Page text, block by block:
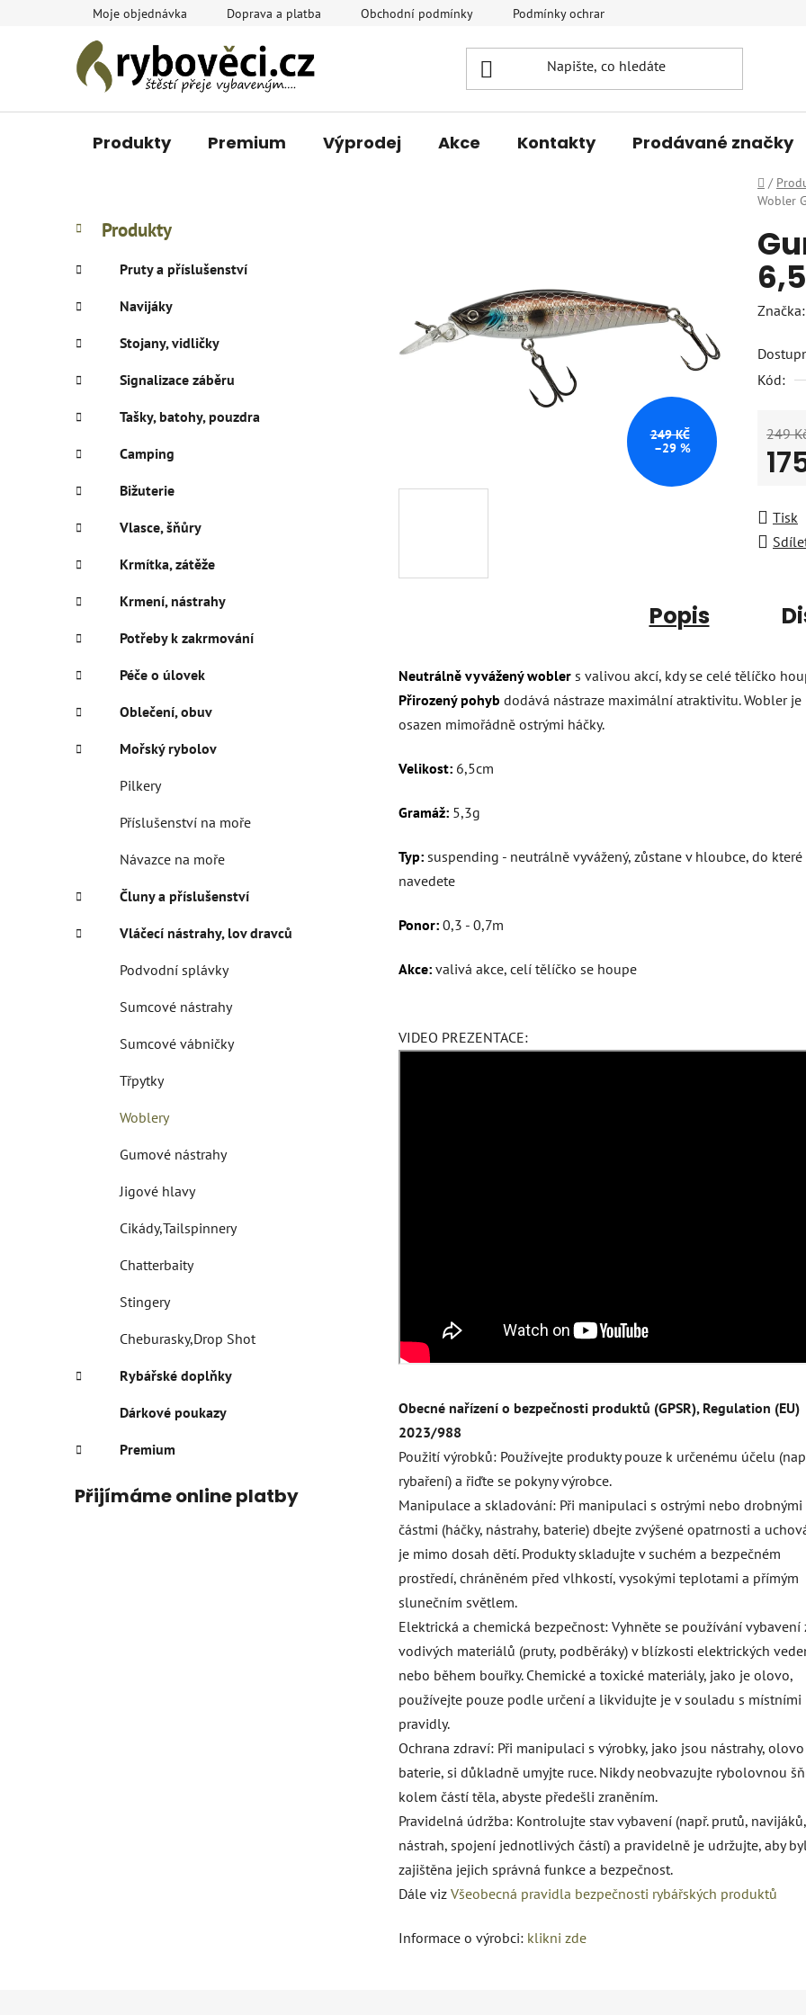
Moje objednávka Doprava a platba Obchodní podmínky Podmínky ochrany osobních údajů
Produkty Premium Výprodej Akce Kontakty Prodávané značky
Domů
/
Wobler
P
o
s
r
a
n
í
p
a
e
l
kategorie
K
a
e
g
o
r
e
Produkty
Pruty a příslušenství
Navijáky
Stojany, vidličky
Signalizace záběru
Tašky, batohy, pouzdra
Camping
Bižuterie
Vlasce, šňůry
Krmítka, zátěže
Krmení, nástrahy
Potřeby k zakrmování
Péče o úlovek
Oblečení, obuv
Mořský rybolov
Pilkery
Příslušenství na moře
Návazce na moře
Čluny a příslušenství
Vláčecí nástrahy, lov dravců
Podvodní splávky
Sumcové nástrahy
Sumcové vábničky
Třpytky
Woblery
Gumové nástrahy
Jigové hlavy
Cikády,Tailspinnery
Chatterbaity
Stingery
Cheburasky,Drop Shot
Rybářské doplňky
Dárkové poukazy
Premium
Přijímáme online platby
Značka:
Kód:
249
Tisk
249 KČ
–29 %
Popis
Neutrálně vyvážený wobler s valivou akcí, kdy se celé tělíčko
Přirozený pohyb dodává nástraze maximální atraktivitu. Wobler je
osazen mimořádně ostrými háčky.
Velikost: 6,5cm
Gramáž: 5,3g
Typ: suspending - neutrálně vyvážený, zůstane v hloubce, do které
navedete
Ponor: 0,3 - 0,7m
Akce: valivá akce, celí tělíčko se houpe
VIDEO PREZENTACE:
Obecné nařízení o bezpečnosti produktů (GPSR), Regulation (EU)
2023/988
Použití výrobků: Používejte produkty pouze k určenému účelu
rybaření) a řiďte se pokyny výrobce.
Manipulace a skladování: Při manipulaci s ostrými nebo drobnými
částmi (háčky, nástrahy, baterie) dbejte zvýšené opatrnosti a
je mimo dosah dětí. Produkty skladujte v suchém a bezpečném
prostředí, chráněném před vlhkostí, vysokými teplotami a přímým
slunečním světlem.
Elektrická a chemická bezpečnost: Vyhněte se používání vybavení
vodivých materiálů (pruty, podběráky) v blízkosti elektrických
nebo během bouřky. Chemické a toxické materiály, jako je olovo,
používejte pouze podle určení a likvidujte je v souladu s místními
pravidly.
Ochrana zdraví: Při manipulaci s výrobky, jako jsou nástrahy,
baterie, si důkladně umyjte ruce. Nikdy neobvazujte rybolovnou
kolem částí těla, abyste předešli zraněním.
Pravidelná údržba: Kontrolujte stav vybavení (např. prutů, navijáků,
nástrah, spojení jednotlivých částí) a pravidelně je udržujte, aby
zajištěna jejich správná funkce a bezpečnost.
Dále viz Všeobecná pravidla bezpečnosti rybářských produktů
Informace o výrobci: klikni zde